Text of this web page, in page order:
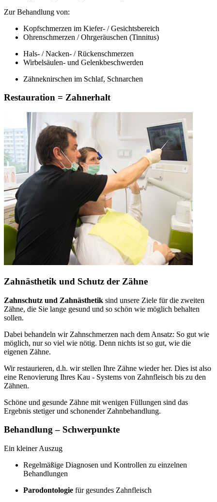
Zur Behandlung von:
Kopfschmerzen im Kiefer- / Gesichtsbereich
Ohrenschmerzen / Ohrgeräuschen (Tinnitus)
Hals- / Nacken- / Rückenschmerzen
Wirbelsäulen- und Gelenkbeschwerden
Zähneknirschen im Schlaf, Schnarchen
Restauration = Zahnerhalt
Zahnästhetik und Schutz der Zähne
Zahnschutz und Zahnästhetik sind unsere Ziele für die zweiten
Zähne, die Sie lange gesund und so schön wie möglich behalten
sollen.
Dabei behandeln wir Zahnschmerzen nach dem Ansatz: So gut wie
möglich, nur so viel wie nötig. Denn nichts ist so gut, wie die
eigenen Zähne.
Wir restaurieren, d.h. wir stellen Ihre Zähne wieder her. Dies ist also
eine Renovierung Ihres Kau - Systems von Zahnfleisch bis zu den
Zähnen.
Schöne und gesunde Zähne mit wenigen Füllungen sind das
Ergebnis stetiger und schonender Zahnbehandlung.
Behandlung – Schwerpunkte
Ein kleiner Auszug
Regelmäßige Diagnosen und Kontrollen zu einzelnen
Behandlungen
Parodontologie für gesundes Zahnfleisch